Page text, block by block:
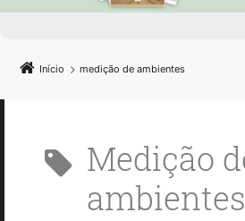
Início medição de ambientes
medição de
ambientes